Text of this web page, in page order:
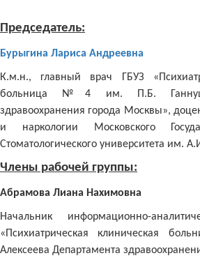
Председатель:
Бурыгина Лариса Андреевна
К.м.н., главный врач ГБУЗ
больница №4 им. П.Б.
здравоохранения города Москвы»,
и наркологии Московского
Стоматологического университета им.
Члены рабочей группы:
Абрамова Лиана Нахимовна
Начальник информационно-
«Психиатрическая клиническая
Алексеева Департамента